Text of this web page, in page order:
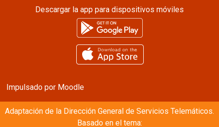
Descargar la app para dispositivos móviles
Impulsado por Moodle
Adaptación de la Dirección General de Servicios Telemáticos.
Basado en el tema: